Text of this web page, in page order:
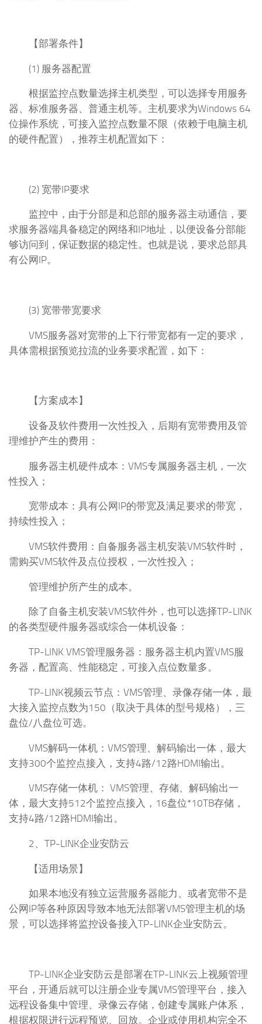
【部署条件】
(1) 服务器配置
根据监控点数量选择主机类型，可以选择专用服务
器、标准服务器、普通主机等。主机要求为Windows 64
位操作系统，可接入监控点数量不限（依赖于电脑主机
的硬件配置），推荐主机配置如下：
(2) 宽带IP要求
监控中，由于分部是和总部的服务器主动通信，要
求服务器端具备稳定的网络和IP地址，以便设备分部能
够访问到，保证数据的稳定性。也就是说，要求总部具
有公网IP。
(3) 宽带带宽要求
VMS服务器对宽带的上下行带宽都有一定的要求，
具体需根据预览拉流的业务要求配置，如下：
【方案成本】
设备及软件费用一次性投入，后期有宽带费用及管
理维护产生的费用：
服务器主机硬件成本：VMS专属服务器主机，一次
性投入；
宽带成本：具有公网IP的带宽及满足要求的带宽，
持续性投入；
VMS软件费用：自备服务器主机安装VMS软件时，
需购买VMS软件及点位授权，一次性投入；
管理维护所产生的成本。
除了自备主机安装VMS软件外，也可以选择TP-LINK
的各类型硬件服务器或综合一体机设备：
TP-LINK VMS管理服务器：服务器主机内置VMS服
务器，配置高、性能稳定，可接入点位数量多。
TP-LINK视频云节点：VMS管理、录像存储一体，最
大接入监控点数为150（取决于具体的型号规格），三
盘位/八盘位可选。
VMS解码一体机：VMS管理、解码输出一体，最大
支持300个监控点接入，支持4路/12路HDMI输出。
VMS存储一体机： VMS管理、存储、解码输出一
体，最大支持512个监控点接入，16盘位*10TB存储，
支持4路/12路HDMI输出。
2、TP-LINK企业安防云
【适用场景】
如果本地没有独立运营服务器能力、或者宽带不是
公网IP等各种原因导致本地无法部署VMS管理主机的场
景，可以选择将监控设备接入TP-LINK企业安防云。
TP-LINK企业安防云是部署在TP-LINK云上视频管理
平台，开通后就可以注册企业专属VMS管理平台，接入
远程设备集中管理、录像云存储，创建专属账户体系，
根据权限进行远程预览、回放。企业或使用机构完全不